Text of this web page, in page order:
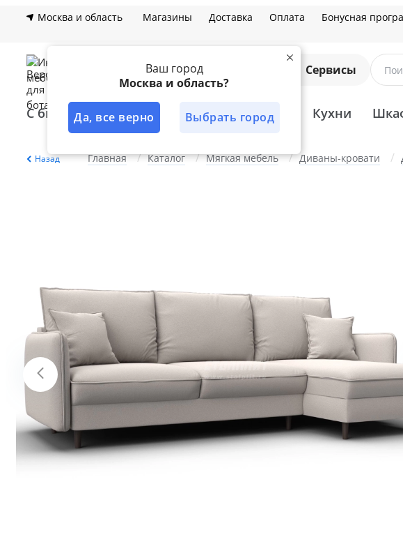
Ваш город
Москва и область?
Да, все верно Выбрать город
Москва и область Магазины Доставка Оплата Бонусная
Сервисы
С быстрой доставкой Лучшее решение Кухни
Назад Главная Каталог Мягкая мебель Диваны-кровати